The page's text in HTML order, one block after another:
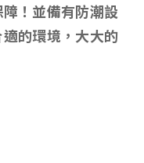
！並備有防潮設
的環境，大大的